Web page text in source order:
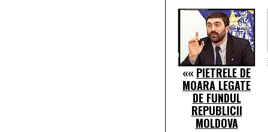
«« PIETRELE DE
MOARA LEGATE
DE FUNDUL
REPUBLICII
MOLDOVA